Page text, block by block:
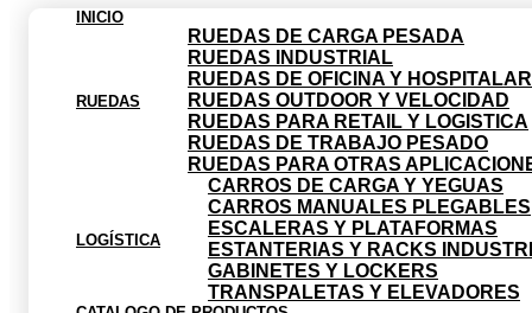
INICIO
RUEDAS
RUEDAS DE CARGA PESADA
RUEDAS INDUSTRIAL
RUEDAS DE OFICINA Y
RUEDAS OUTDOOR Y VELOCIDAD
RUEDAS PARA RETAIL Y LOGISTICA
RUEDAS DE TRABAJO PESADO
RUEDAS PARA OTRAS
LOGÍSTICA
CARROS DE CARGA Y YEGUAS
CARROS MANUALES PLEGABLES
ESCALERAS Y PLATAFORMAS
ESTANTERIAS Y RACKS
GABINETES Y LOCKERS
TRANSPALETAS Y ELEVADORES